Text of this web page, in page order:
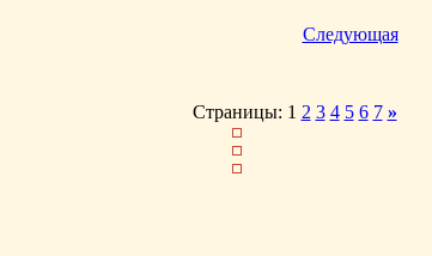
Следующая
Страницы: 1 2 3 4 5 6 7 »